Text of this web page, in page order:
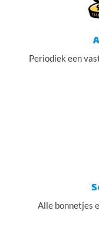
Periodiek een
Alle bonnetjes